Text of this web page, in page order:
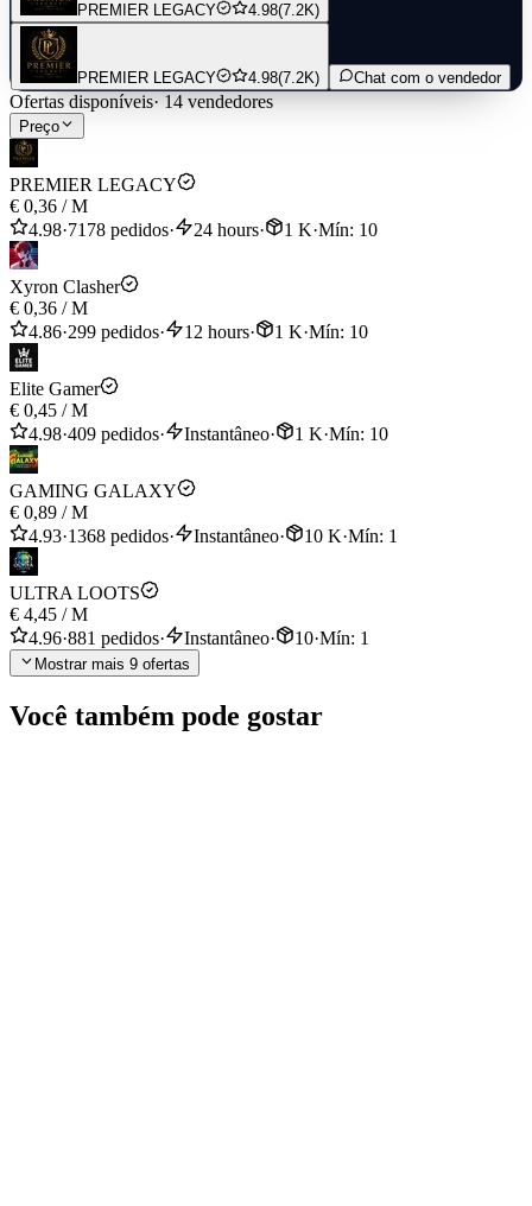
Keep joining, donating, and leaving with multiple
🛡️Clan Settings Required
Trophies Required to Join:
Who Can Join:Anyone
Minimum Town Hall Level:6
Contributions will be made in a random sequence from top to
bottom.
PREMIER LEGACY 4.98(7.2K)
PREMIER LEGACY 4.98(7.2K) Chat com o vendedor
Ofertas disponíveis· 14 vendedores
Preço
PREMIER LEGACY
€ 0,36 /M
4.98·7178 pedidos· 24 hours· 1 K·Mín: 10
Xyron Clasher
€ 0,36 /M
4.86·299 pedidos· 12 hours· 1 K·Mín: 10
Elite Gamer
€ 0,45 /M
4.98·409 pedidos· Instantâneo· 1 K·Mín: 10
GAMING GALAXY
€ 0,89 /M
4.93·1368 pedidos· Instantâneo· 10 K·Mín: 1
ULTRA LOOTS
€ 4,45 /M
4.96·881 pedidos· Instantâneo· 10·Mín: 1
Mostrar mais 9 ofertas
Você também pode gostar